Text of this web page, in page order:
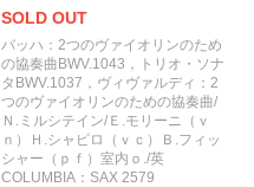
SOLD OUT
バッハ：2つのヴァイオリンのため
の協奏曲BWV.1043，トリオ・ソナ
タBWV.1037，ヴィヴァルディ：2
つのヴァイオリンのための協奏曲/
Ｎ.ミルシテイン/Ｅ.モリーニ（ｖ
ｎ）Ｈ.シャピロ（ｖｃ）Ｂ.フィッ
シャー（ｐｆ）室内ｏ./英
COLUMBIA：SAX 2579